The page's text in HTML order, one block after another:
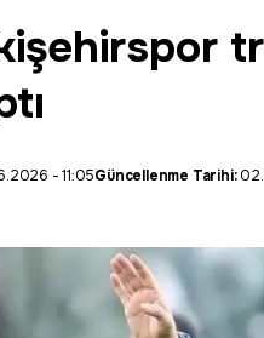
- 11:05Güncellenme Tarihi: